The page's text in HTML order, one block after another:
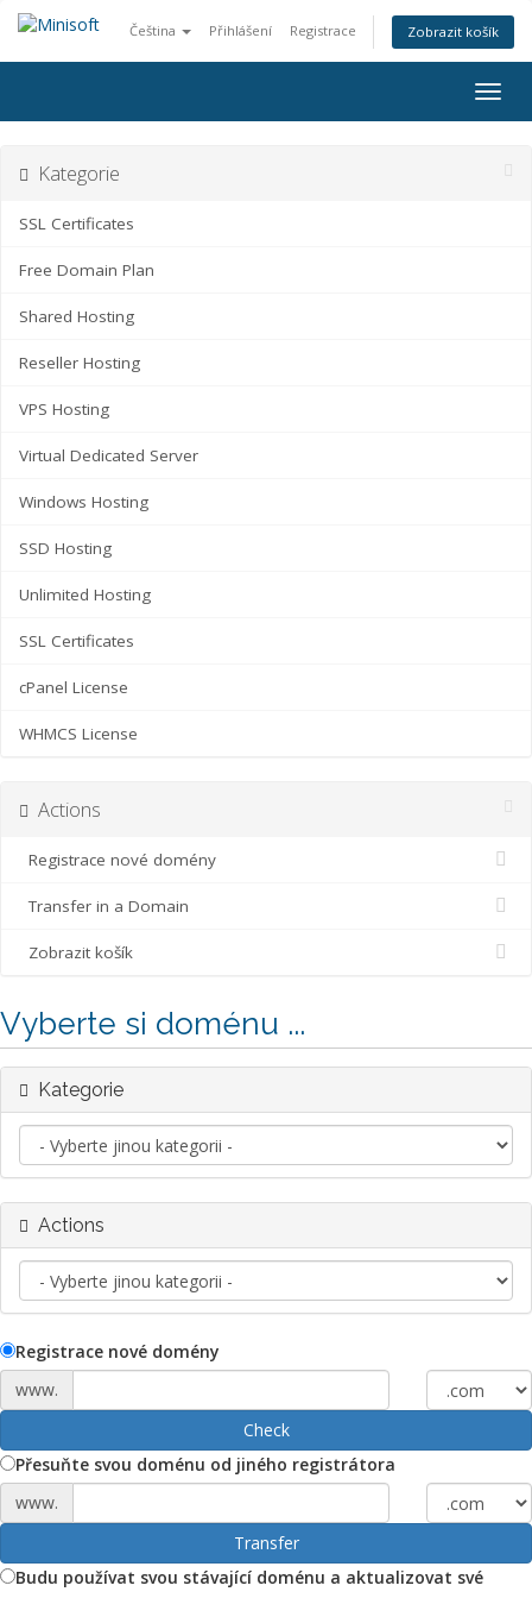
Čeština Přihlášení Registrace Zobrazit košík
Kategorie
SSL Certificates
Free Domain Plan
Shared Hosting
Reseller Hosting
VPS Hosting
Virtual Dedicated Server
Windows Hosting
SSD Hosting
Unlimited Hosting
SSL Certificates
cPanel License
WHMCS License
Actions
Registrace nové domény
Transfer in a Domain
Zobrazit košík
Vyberte si doménu ...
Kategorie
Actions
Registrace nové domény
www.
Check
Přesuňte svou doménu od jiného registrátora
www.
Transfer
Budu používat svou stávající doménu a aktualizovat své